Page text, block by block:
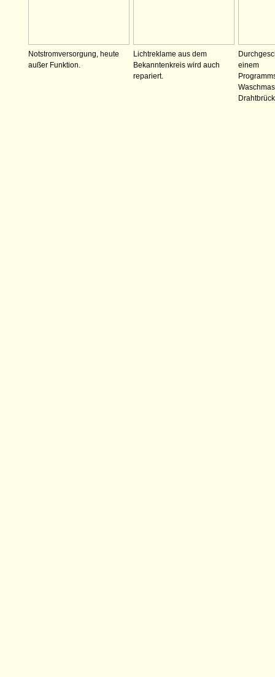
Notstromversorgung, heute
außer Funktion.
Lichtreklame aus dem
Bekanntenkreis wird auch
repariert.
einem